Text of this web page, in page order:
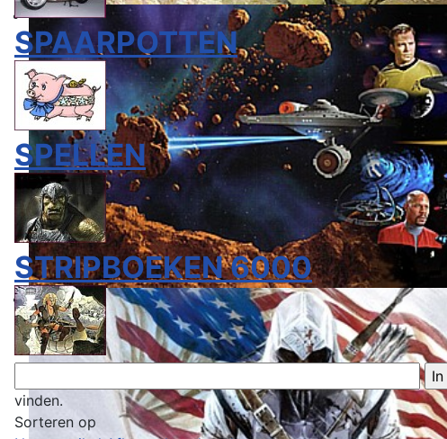
SPAARPOTTEN
SPELLEN
STRIPBOEKEN 6000
vinden.
Sorteren op